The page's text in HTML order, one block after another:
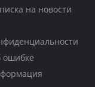
на новости
ошибке